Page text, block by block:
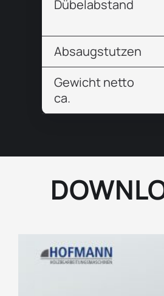
Dübelabstand
Absaugstutzen
Gewicht netto
ca.